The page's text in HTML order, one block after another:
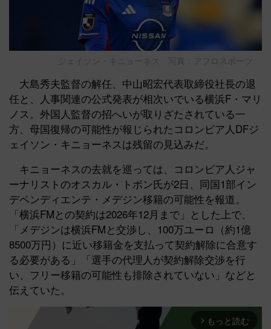
ジェイソン・キニョーネス 写真：アフロスポーツ
大島秀夫監督の解任、中山昭宏代表取締役社長の退
任と、人事関連の公式発表が相次いでいる横浜F・マリ
ノス。外国人監督の招へいが取りざたされている一
方、母国復帰の可能性が報じられたコロンビア人DFジ
ェイソン・キニョーネスは残留の見込みだ。
キニョーネスの去就を巡っては、コロンビア人ジャ
ーナリストのオスカル・トボン氏が2日、同国1部イン
デペンディエンテ・メデジン移籍の可能性を報道。
「横浜FMとの契約は2026年12月まで」とした上で、
「メデジンは横浜FMと交渉し、100万ユーロ（約1億
8500万円）に近い移籍金を支払って契約解除に合意す
る必要がある」「選手の代理人が契約解除交渉を行
い、フリー移籍の可能性も排除されていない」などと
伝えていた。
arrow_forward_ios もっと読む